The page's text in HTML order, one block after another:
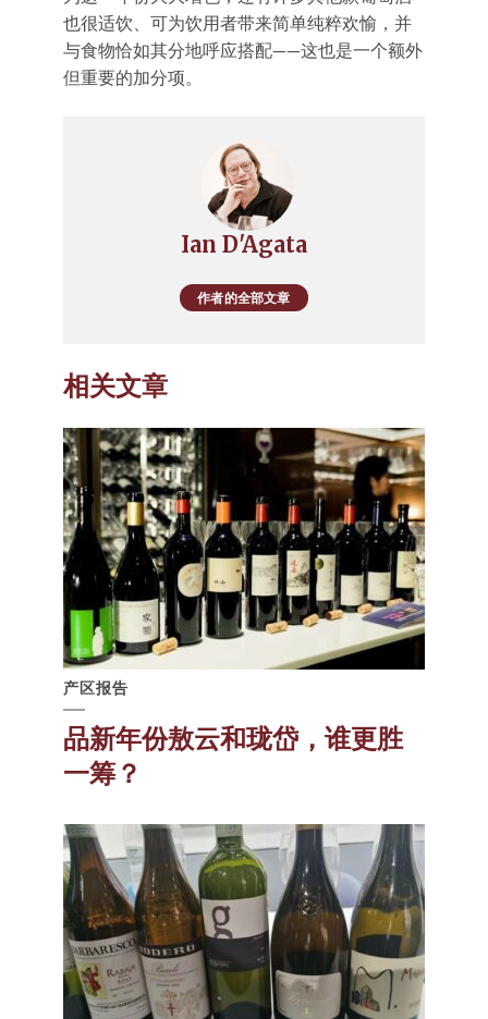
也很适饮、可为饮用者带来简单纯粹欢愉，并
与食物恰如其分地呼应搭配——这也是一个额外
但重要的加分项。
Ian D'Agata
作者的全部文章
相关文章
产区报告
品新年份敖云和珑岱，谁更胜
一筹？